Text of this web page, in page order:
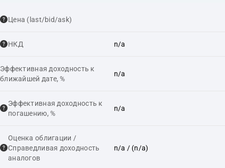
Цена (last/bid/ask)
НКД n/a
Эффективная доходность к
ближайшей дате, %
n/a
Эффективная доходность к
погашению, %
n/a
Оценка облигации /
Справедливая доходность
аналогов
n/a / (n/a)